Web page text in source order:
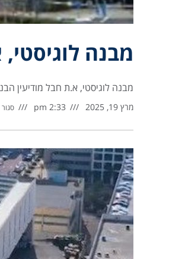
מבנה
מבנה לוגיסטי, א.ת חבל מודיעין הבניין מבנה בשטח של כ- 3,400
מרץ 19, 2025 2:33 pm